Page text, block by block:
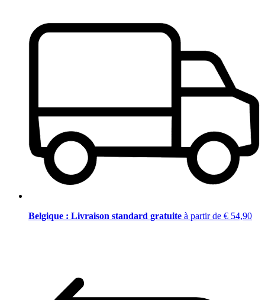
Belgique : Livraison standard gratuite à partir de € 54,90